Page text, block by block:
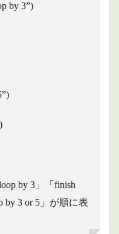
by 3”)
by 3」「finish
by 3 or 5」が順に表